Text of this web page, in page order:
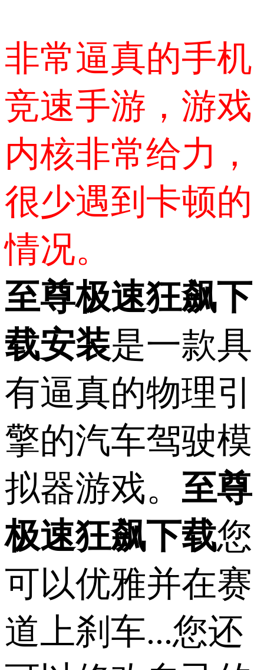
非常逼真的手机
竞速手游，游戏
内核非常给力，
很少遇到卡顿的
情况。
至尊极速狂飙下
载安装是一款具
有逼真的物理引
擎的汽车驾驶模
拟器游戏。 至尊
极速狂飙下载您
可以优雅并在赛
道上刹车...您还